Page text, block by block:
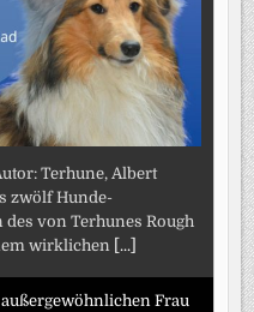
Terhune, Albert
zwölf Hunde-
des von Terhunes Rough
wirklichen [...]
Frau